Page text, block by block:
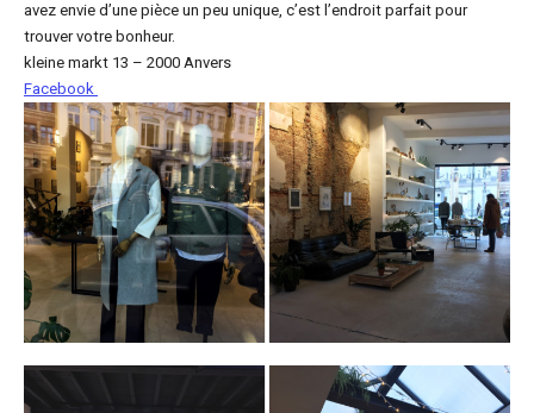
avez envie d’une pièce un peu unique, c’est l’endroit parfait pour
trouver votre bonheur.
kleine markt 13 – 2000 Anvers
Facebook